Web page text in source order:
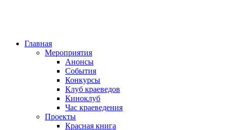
Главная
Мероприятия
Анонсы
События
Конкурсы
Клуб краеведов
Киноклуб
Час краеведения
Проекты
Красная книга